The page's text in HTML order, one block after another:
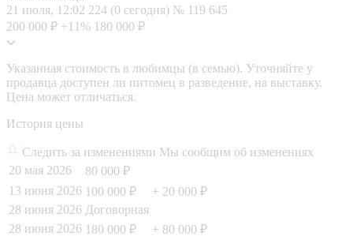
21 июля, 12:02 224 (0 сегодня) № 119 645
200 000 ₽ +11% 180 000 ₽
Указанная стоимость в любимцы (в семью). Уточняйте у
продавца доступен ли питомец в разведение, на выставку.
Цена может отличаться.
История цены
Следить за изменениями Мы сообщим об изменениях
20 мая 2026
80 000 ₽
13 июня 2026 100 000 ₽
+ 20 000 ₽
28 июня 2026 Договорная
28 июня 2026 180 000 ₽
+ 80 000 ₽